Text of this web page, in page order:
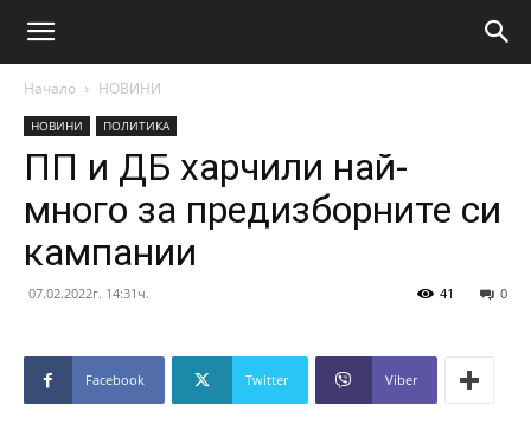
Начало НОВИНИ
НОВИНИ ПОЛИТИКА
ПП и ДБ харчили най-
много за предизборните си
кампании
07.02.2022г. 14:31ч. 0
41
Facebook Twitter Viber